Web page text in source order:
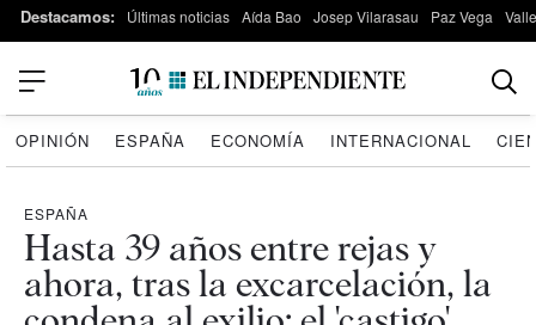
Destacamos: Últimas noticias Aída Bao Josep Vilarasau Paz Vega
OPINIÓN ESPAÑA ECONOMÍA INTERNACIONAL
ESPAÑA
Hasta 39 años entre rejas y
ahora, tras la excarcelación, la